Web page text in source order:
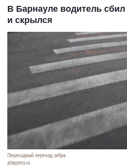
В Барнауле водитель
и скрылся
Пешеходный переход, зебра.
altapress.ru